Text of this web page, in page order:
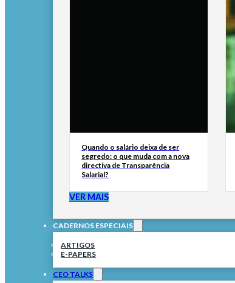
Quando o salário deixa de ser
segredo: o que muda com a nova
directiva de Transparência
Salarial?
VER MAIS
CADERNOS ESPECIAIS
ARTIGOS
E-PAPERS
CEO TALKS